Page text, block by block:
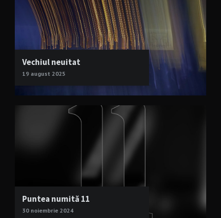
Vechiul neuitat
19 august 2025
Puntea numită 11
30 noiembrie 2024